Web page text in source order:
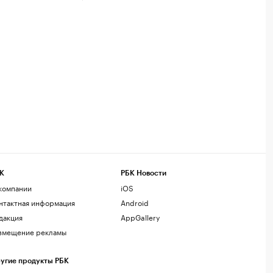
информация
рекламы
продукты РБК
РБК Новости
iOS
Android
AppGallery